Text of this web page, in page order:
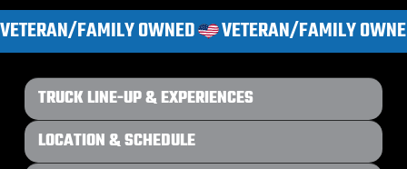
VETERAN/FAMILY OWNED
TRUCK LINE-UP & EXPERIENCES
LOCATION & SCHEDULE